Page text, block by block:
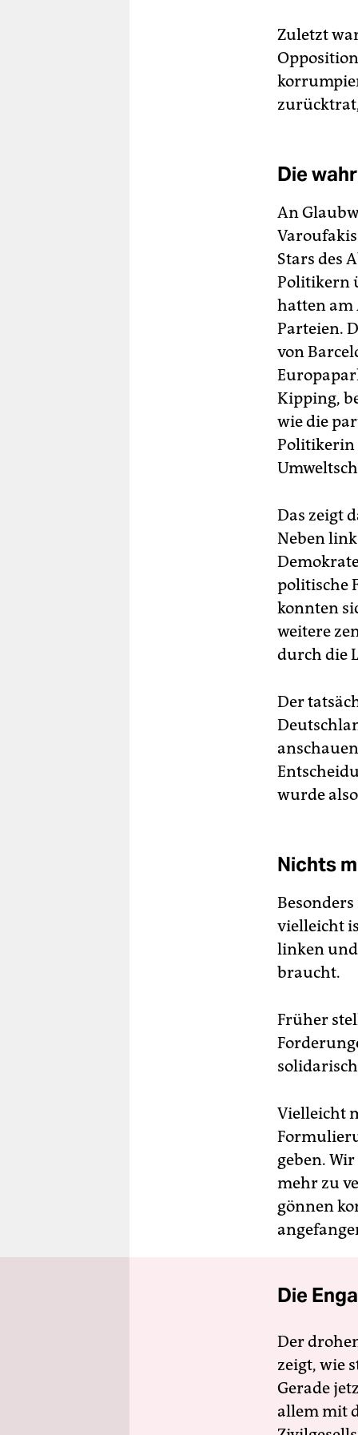
Zuletzt
Die
An
Stars des
Politikern
hatten am
Parteien.
von
Kipping,
wie die
Politikerin
Das zeigt
Neben
politische
konnten
weitere
durch die
Der
wurde
Nichts
vielleicht
linken und
braucht.
Früher
Vielleicht
geben.
mehr zu
gönnen
Die
Der
zeigt, wie
Gerade
allem mit